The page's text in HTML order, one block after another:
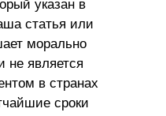
указан в
статья или
морально
не является
в странах
сроки